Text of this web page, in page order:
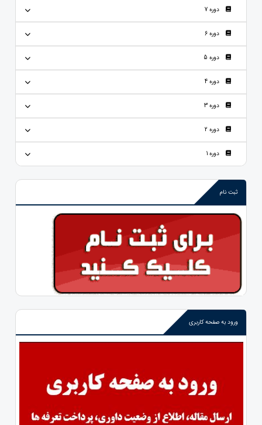
دوره 7
دوره 6
دوره 5
دوره 4
دوره 3
دوره 2
دوره 1
ثبت نام
ورود به صفحه کاربری